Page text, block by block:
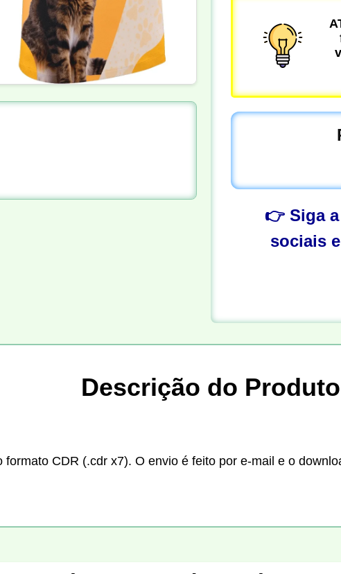
👉 Siga
sociais
Descrição do Produto
CDR (.cdr x7). O envio é feito por e-mail e o